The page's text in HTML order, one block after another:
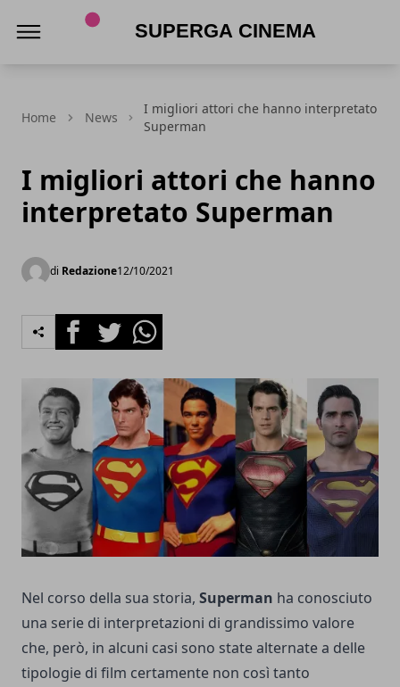
Home News
I migliori attori che hanno interpretato
Superman
I migliori attori che hanno
interpretato Superman
di Redazione12/10/2021
FacebookTwitterWhatsapp
Nel corso della sua storia, Superman ha conosciuto
una serie di interpretazioni di grandissimo valore
che, però, in alcuni casi sono state alternate a delle
tipologie di film certamente non così tanto